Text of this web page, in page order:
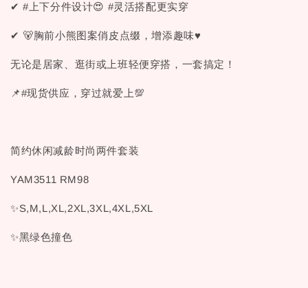
✔ #上下分件设计😍 #灵活搭配更实穿
✔ 🐻胸前小熊图案俏皮点缀，增添趣味♥
无论是居家、逛街或上班轻便穿搭，一套搞定！
📌#现货供应，穿过就爱上💯
简约休闲减龄时尚两件套装
YAM3511 RM98
✨S,M,L,XL,2XL,3XL,4XL,5XL
✨黑绿色撞色